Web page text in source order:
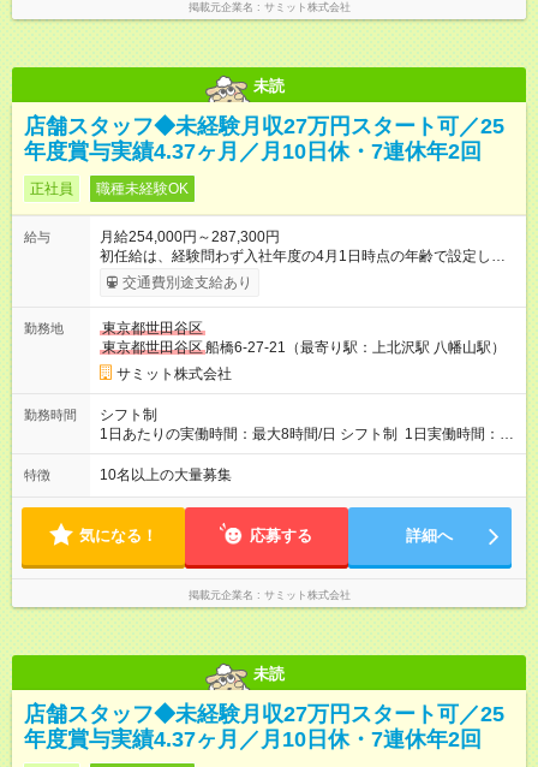
掲載元企業名 サミット株式会社
未読
店舗スタッフ◆未経験月収27万円スタート可／25
年度賞与実績4.37ヶ月／月10日休・7連休年2回
正社員 職種未経験OK
給与
月給254,000円～287,300円
初任給は、経験問わず入社年度の4月1日時点の年齢で設定しま
す。 ■27歳以上：月給28万7300円 ■26歳 ：月給28万3300
円 ■25歳 ：月給27万9300円 ■24歳 ：月給27万5300円
歳 ：月給26万円 ■20歳 ：月給25万4000円 ■キャリアパ
スについて■ 配属後は経験を積み、サブチーフ・チーフ（部門運
営責任者）を目指します。 チーフは接客や作業のほか、販売計
画や売場作り、社員教育も担当。副店長・店長へ昇進すれば給
与も大幅アップします。 また年1回キャリア希望を出せ、商品
部・営業企画部・総務部・経理部など本部スタッフへの挑戦も
発・経理部への異動例もあり、自身の可能性を広げられる環境
です！ 【試用期間】試用期間あり 試用期間の長さ：3ヶ月 雇用
形態、給与は本採用時と同じです。
交通費別途支給あり
勤務地
東京都世田谷区
東京都世田谷区船橋6-27-21（最寄り駅：上北沢駅 八幡山駅）
サミット株式会社
勤務時間
シフト制
1日あたりの実働時間：最大8時間/日 シフト制 1日実働時間：最
大8時間(休憩1時間) 月10日休 【シフト例】 8:00～17:00 10:00
～19:00 12:00～21:00 ほか 深夜営業店舗(22時～25時閉店)に
めの深夜勤務はありません。 月平均残業時間20～30h程度
特徴 10名以上の大量募集
気になる！ 応募する 詳細へ
掲載元企業名 サミット株式会社
未読
店舗スタッフ◆未経験月収27万円スタート可／25
年度賞与実績4.37ヶ月／月10日休・7連休年2回